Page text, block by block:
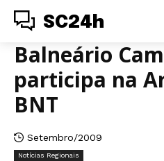
SC24h
Balneário
participa na
BNT
Setembro/2009
Notícias Regionais